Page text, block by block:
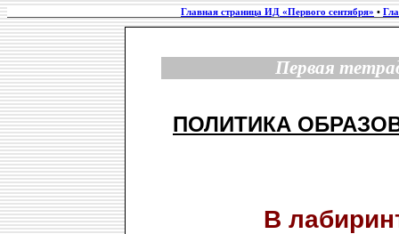
Главная страница ИД «Первого сентября» •
Первая
ПОЛИТИКА
В